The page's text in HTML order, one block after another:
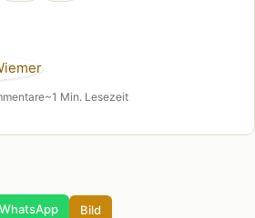
~1 Min. Lesezeit
WhatsApp Bild